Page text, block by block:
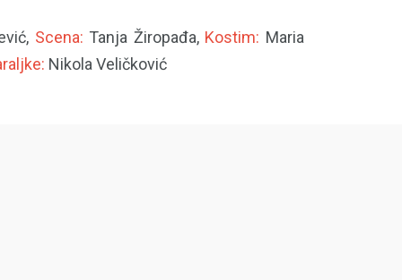
Scena: Tanja Žiropađa,Kostim: Maria
Nikola Veličković